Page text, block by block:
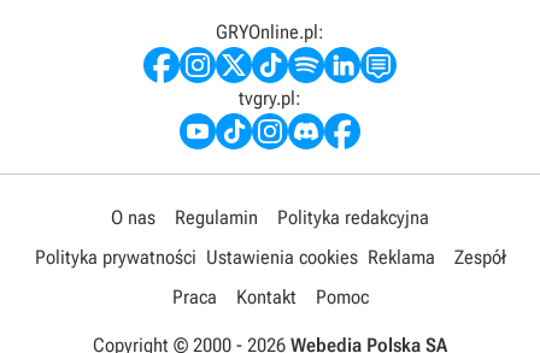
GRYOnline.pl:
tvgry.pl:
O nas Regulamin
Polityka redakcyjna
Polityka prywatności Ustawienia cookies Reklama
Zespół
Praca
Kontakt Pomoc
Copyright © 2000 - 2026 Webedia Polska SA